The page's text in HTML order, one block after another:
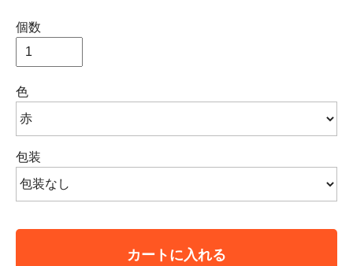
個数
色
包装
カートに入れる